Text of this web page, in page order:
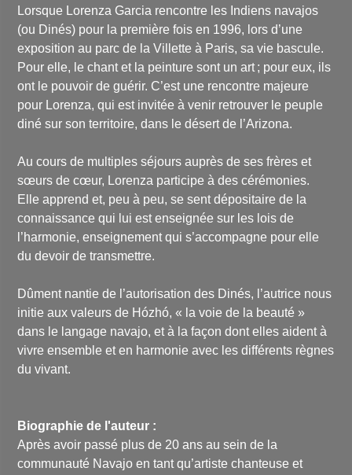
Lorsque Lorenza Garcia rencontre les Indiens navajos
(ou Dinés) pour la première fois en 1996, lors d’une
exposition au parc de la Villette à Paris, sa vie bascule.
Pour elle, le chant et la peinture sont un art ; pour eux, ils
ont le pouvoir de guérir. C’est une rencontre majeure
pour Lorenza, qui est invitée à venir retrouver le peuple
diné sur son territoire, dans le désert de l’Arizona.
Au cours de multiples séjours auprès de ses frères et
sœurs de cœur, Lorenza participe à des cérémonies.
Elle apprend et, peu à peu, se sent dépositaire de la
connaissance qui lui est enseignée sur les lois de
l’harmonie, enseignement qui s’accompagne pour elle
du devoir de transmettre.
Dûment nantie de l’autorisation des Dinés, l’autrice nous
initie aux valeurs de Hózhó, « la voie de la beauté »
dans le langage navajo, et à la façon dont elles aident à
vivre ensemble et en harmonie avec les différents règnes
du vivant.
Biographie de l'auteur :
Après avoir passé plus de 20 ans au sein de la
communauté Navajo en tant qu’artiste chanteuse et